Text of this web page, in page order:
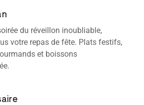
du réveillon inoubliable,
votre repas de fête. Plats festifs,
et boissons